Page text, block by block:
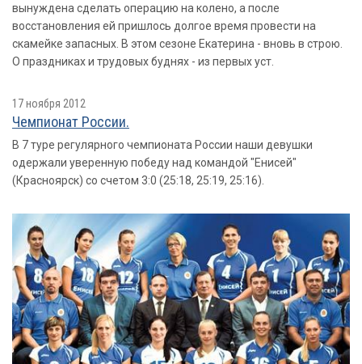
вынуждена сделать операцию на колено, а после
восстановления ей пришлось долгое время провести на
скамейке запасных. В этом сезоне Екатерина - вновь в строю.
О праздниках и трудовых буднях - из первых уст.
17 ноября 2012
Чемпионат России.
В 7 туре регулярного чемпионата России наши девушки
одержали уверенную победу над командой "Енисей"
(Красноярск) со счетом 3:0 (25:18, 25:19, 25:16).